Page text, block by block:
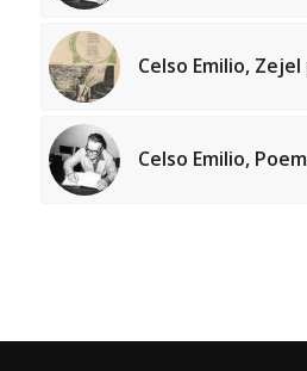
Celso Emilio,
Celso Emilio,